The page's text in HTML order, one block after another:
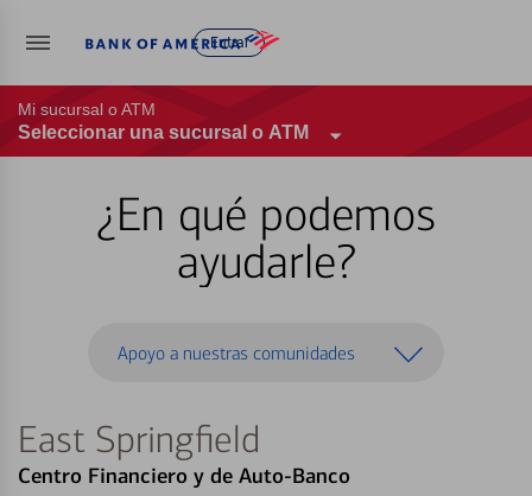
Entrar
Mi sucursal o ATM
Seleccionar una sucursal o ATM
¿En qué podemos
ayudarle?
Apoyo a nuestras comunidades
East Springfield
Centro Financiero y de Auto-Banco